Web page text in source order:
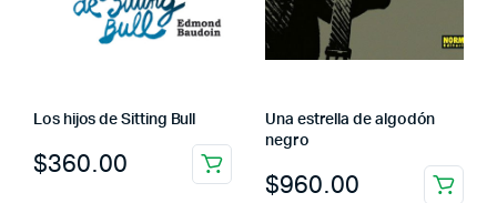
Los hijos de Sitting Bull
$360.00
Una estrella de algodón
negro
$960.00